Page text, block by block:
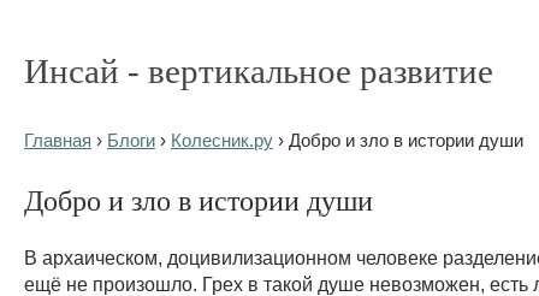
Инсай - вертикальное развитие
Главная › Блоги › Колесник.ру › Добро и зло в истории души
Добро и зло в истории души
В архаическом, доцивилизационном человеке
ещё не произошло. Грех в такой душе невозможен, есть